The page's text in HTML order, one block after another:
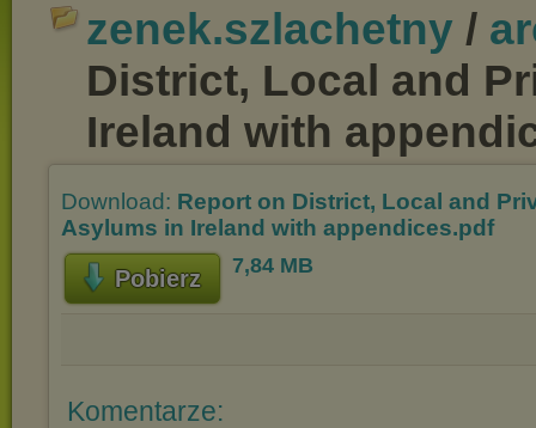
zenek.szlachetny /
District, Local and
Ireland with
Download: Report on District, Local and
Asylums in Ireland with appendices.pdf
Pobierz 7,84 MB
Komentarze: